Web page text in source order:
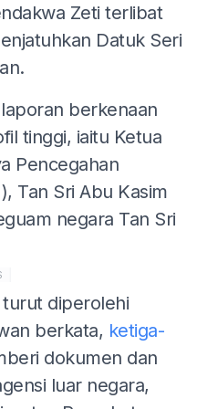
Zeti terlibat
Datuk Seri
berkenaan
tinggi, iaitu Ketua
Pencegahan
Tan Sri Abu Kasim
negara Tan Sri
diperolehi
berkata, ketiga-
dokumen dan
luar negara,